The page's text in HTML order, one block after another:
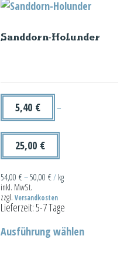
Sanddorn-Holunder
5,40 € –
25,00 €
54,00€– 50,00€/ kg
inkl. MwSt.
zzgl.Versandkosten
Lieferzeit:5-7 Tage
Ausführung wählenProdukt